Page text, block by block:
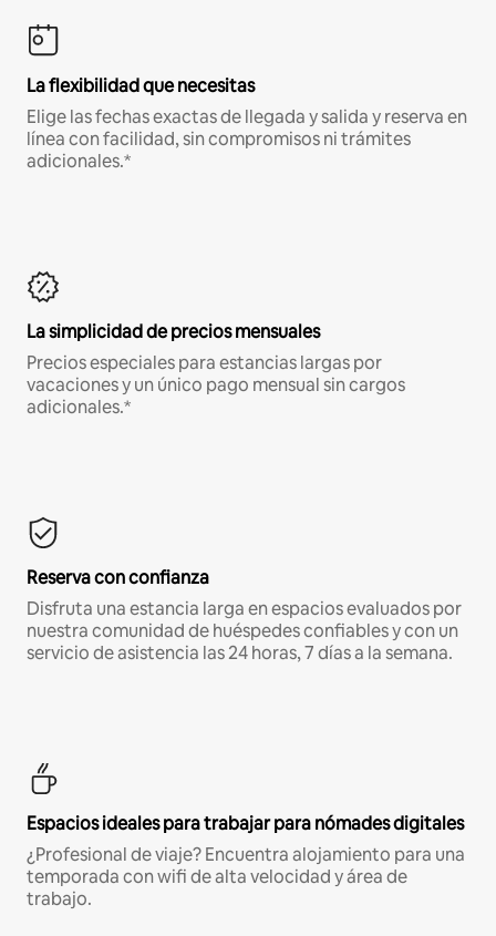
La flexibilidad que necesitas
Elige las fechas exactas de llegada y salida y reserva en
línea con facilidad, sin compromisos ni trámites
adicionales.*
La simplicidad de precios mensuales
Precios especiales para estancias largas por
vacaciones y un único pago mensual sin cargos
adicionales.*
Reserva con confianza
Disfruta una estancia larga en espacios evaluados por
nuestra comunidad de huéspedes confiables y con un
servicio de asistencia las 24 horas, 7 días a la semana.
Espacios ideales para trabajar para nómades digitales
¿Profesional de viaje? Encuentra alojamiento para una
temporada con wifi de alta velocidad y área de
trabajo.